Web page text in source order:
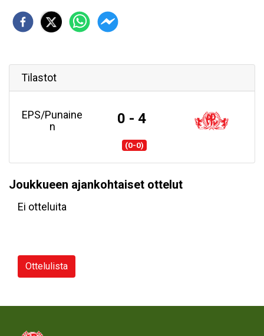
Tilastot
EPS/Punaine
n
0 - 4
(0-0)
Joukkueen ajankohtaiset ottelut
Ei otteluita
Ottelulista